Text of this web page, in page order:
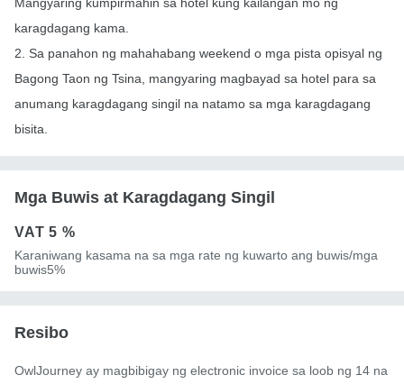
Mangyaring kumpirmahin sa hotel kung kailangan mo ng
karagdagang kama.
2. Sa panahon ng mahahabang weekend o mga pista opisyal ng
Bagong Taon ng Tsina, mangyaring magbayad sa hotel para sa
anumang karagdagang singil na natamo sa mga karagdagang
bisita.
Mga Buwis at Karagdagang Singil
VAT5 %
Karaniwang kasama na sa mga rate ng kuwarto ang buwis/mga
buwis5%
Resibo
OwlJourney ay magbibigay ng electronic invoice sa loob ng 14 na